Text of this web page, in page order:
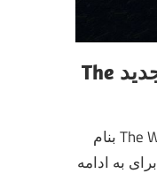
موزیک جدید The
موزیک جدید The Ways پرسه The Ways بنام
پرسه با بالاترین کیفیت – Parseh برای به ادامه